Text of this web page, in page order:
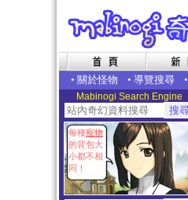
• 關於怪物 • 導覽搜尋 •
Mabinogi Search Engine
每種寵物
的背包大
小都不相
同！